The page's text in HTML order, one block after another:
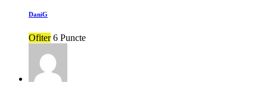
DaniG
Ofiter 6 Puncte